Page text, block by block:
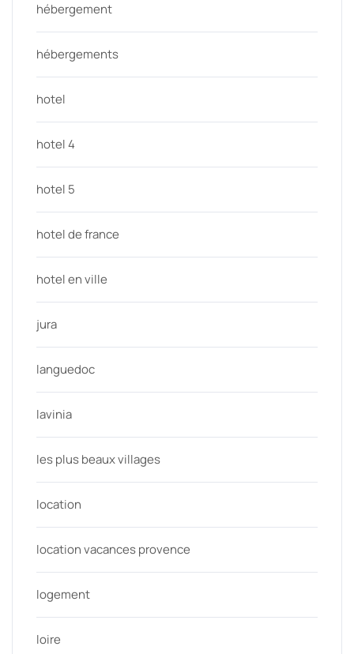
hébergement
hébergements
hotel
hotel 4
hotel 5
hotel de france
hotel en ville
jura
languedoc
lavinia
les plus beaux villages
location
location vacances provence
logement
loire